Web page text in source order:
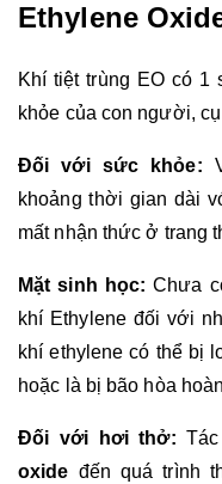
Ethylene
Khí tiệt trùng EO có 1
khỏe của con người,
Đối với sức khỏe:
khoảng thời gian dài
mất nhận thức ở trang
Mặt sinh học: Chưa
khí Ethylene đối với
khí ethylene có thể bị
hoặc là bị bão hòa
Đối với hơi thở:
oxide đến quá trình